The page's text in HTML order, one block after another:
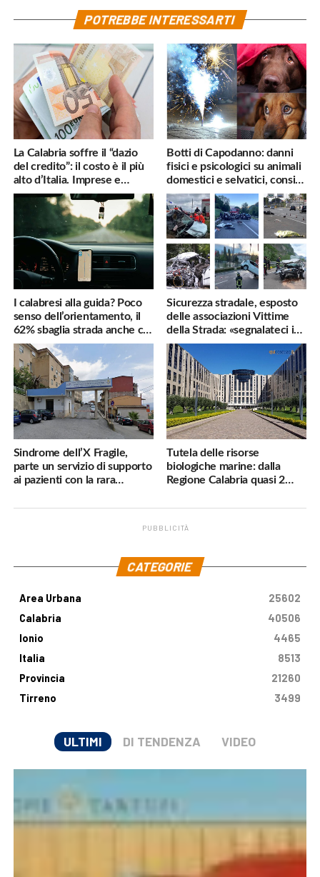
POTREBBE INTERESSARTI
La Calabria soffre il “dazio
del credito”: il costo è il più
alto d’Italia. Imprese e
famiglie penalizzate
Botti di Capodanno: danni
fisici e psicologici su animali
domestici e selvatici, consigli
utili
I calabresi alla guida? Poco
senso dell’orientamento, il
62% sbaglia strada anche col
navigatore
Sicurezza stradale, esposto
delle associazioni Vittime
della Strada: «segnalateci i
pericoli, interverremo
subito»
Sindrome dell’X Fragile,
parte un servizio di supporto
ai pazienti con la rara
Tutela delle risorse
biologiche marine: dalla
Regione Calabria quasi 2
PUBBLICITÀ
CATEGORIE
Area Urbana
25602
Calabria
40506
Ionio
4465
Italia
8513
Provincia
21260
Tirreno
3499
ULTIMI DI TENDENZA VIDEO